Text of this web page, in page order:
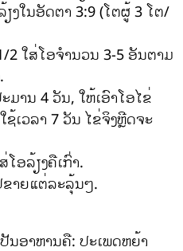
ງໃນອັດຕາ 3:9 (ໂຕຜູ້ 3 ໂຕ/
ໃສ່ໂອຈໍານວນ 3-5 ອັນຕາມ
ມານ 4 ວັນ, ໃຫ້ເອົາໂອໄຂ່
ເວລາ 7 ວັນ ໄຂ່ຈິງຫຼີດຈະ
ອລ້ຽງຄືເກົ່າ.
ຂາຍແຕ່ລະລຸ້ນໆ.
ນອາຫານຄື: ປະເພດຫຍ້າ